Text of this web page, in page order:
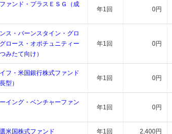
ァンド・プラスＥＳＧ（成
年1回 0円
ス・バーンスタイン・グロ
ロース・オポチュニティー
みたて向け）
年1回 0円
フ・米国銀行株式ファンド
型）
年1回 0円
イング・ベンチャーファン
年1回 0円
米国株式ファンド 年1回 2,400円